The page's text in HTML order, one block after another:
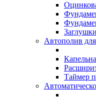
Автополив
Таймер